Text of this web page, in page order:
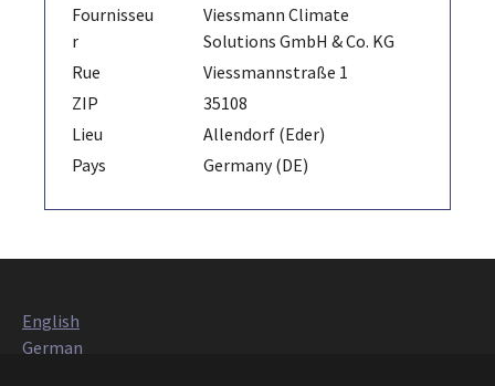
Fournisseu
r
Viessmann Climate
Solutions GmbH & Co. KG
Rue
Viessmannstraße 1
ZIP
35108
Lieu
Allendorf (Eder)
Pays
Germany (DE)
English
German